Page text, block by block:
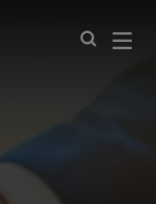
Close